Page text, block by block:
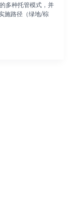
多种托管模式，并
施路径（绿地/棕